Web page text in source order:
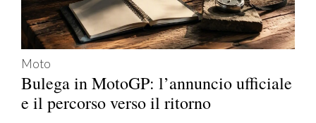
Moto
Bulega in MotoGP: l’annuncio ufficiale
e il percorso verso il ritorno